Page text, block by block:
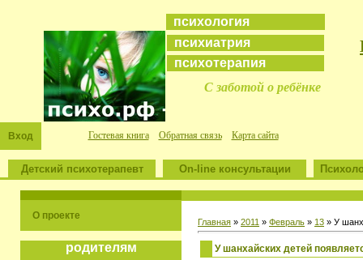
психология
психиатрия
психотерапия
С заботой о ребёнке
Вход Гостевая книга Обратная связь Карта сайта
Детский психотерапевт On-line консультации
О проекте
родителям
Главная » 2011 » Февраль » 13 » У
У шанхайских детей